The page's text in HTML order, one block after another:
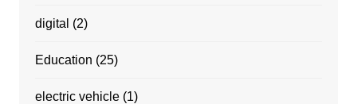
digital (2)
Education (25)
electric vehicle(1)